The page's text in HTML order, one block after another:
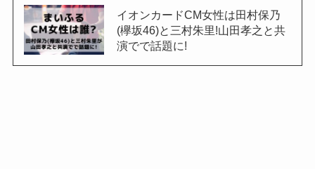
イオンカードCM女性は田村保乃
(欅坂46)と三村朱里!山田孝之と共
演でで話題に!